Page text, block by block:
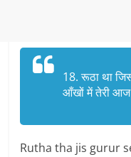
18. रूठा था
आँखों में तेरी
Rutha tha jis gurur